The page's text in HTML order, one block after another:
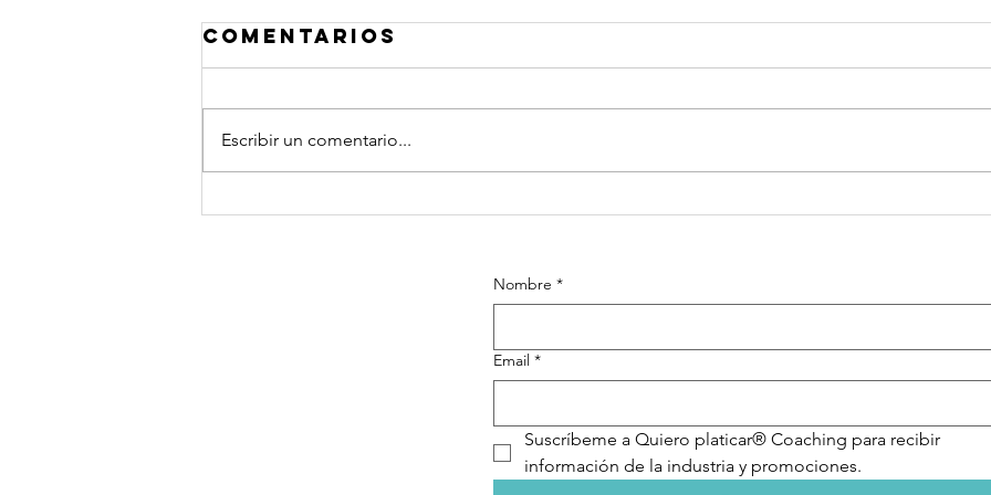
Frases Quiero
Frases Quiero
Comentarios
Escribir un comentario...
Nombre *
Email *
Suscríbeme a Quiero platicar® Coaching para recibir
información de la industria y promociones.